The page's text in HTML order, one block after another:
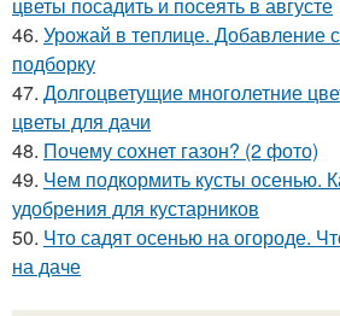
цветы посадить и посеять в августе
46. Урожай в теплице. Добавление
подборку
47. Долгоцветущие многолетние
цветы для дачи
48. Почему сохнет газон? (2 фото)
49. Чем подкормить кусты осенью.
удобрения для кустарников
50. Что садят осенью на огороде.
на даче